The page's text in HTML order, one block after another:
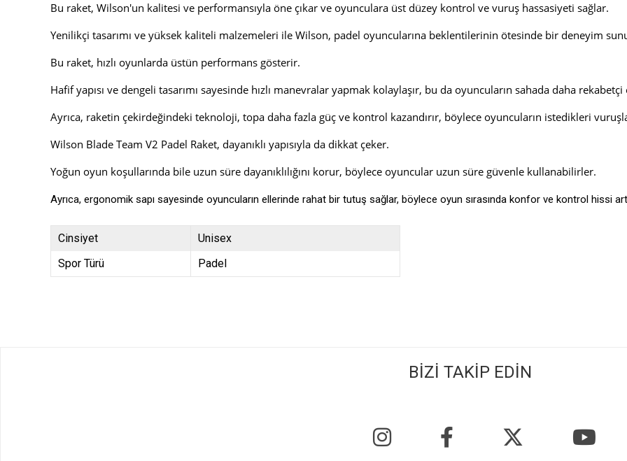
Bu raket, Wilson'un kalitesi ve performansıyla öne çıkar ve oyunculara üst düzey kontrol ve vuruş hassasiyeti sağlar.
Yenilikçi tasarımı ve yüksek kaliteli malzemeleri ile Wilson, padel oyuncularına beklentilerinin ötesinde bir deneyim
Bu raket, hızlı oyunlarda üstün performans gösterir.
Hafif yapısı ve dengeli tasarımı sayesinde hızlı manevralar yapmak kolaylaşır, bu da oyuncuların sahada daha rekabetçi
Ayrıca, raketin çekirdeğindeki teknoloji, topa daha fazla güç ve kontrol kazandırır, böylece oyuncuların istedikleri
Wilson Blade Team V2 Padel Raket, dayanıklı yapısıyla da dikkat çeker.
Yoğun oyun koşullarında bile uzun süre dayanıklılığını korur, böylece oyuncular uzun süre güvenle kullanabilirler.
Ayrıca, ergonomik sapı sayesinde oyuncuların ellerinde rahat bir tutuş sağlar, böylece oyun sırasında konfor ve kontrol hissi
Cinsiyet
Unisex
Spor Türü
Padel
BİZİ TAKİP EDİN